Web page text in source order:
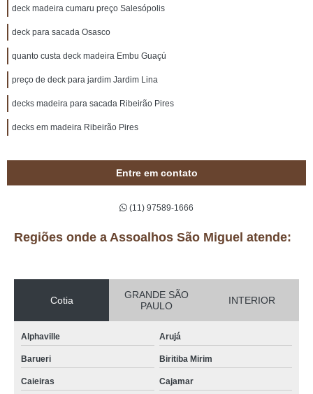
deck madeira cumaru preço Salesópolis
deck para sacada Osasco
quanto custa deck madeira Embu Guaçú
preço de deck para jardim Jardim Lina
decks madeira para sacada Ribeirão Pires
decks em madeira Ribeirão Pires
Entre em contato
(11) 97589-1666
Regiões onde a Assoalhos São Miguel atende:
Cotia
GRANDE SÃO
PAULO
INTERIOR
Alphaville Arujá
Barueri Biritiba Mirim
Caieiras Cajamar